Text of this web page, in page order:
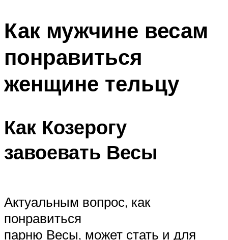
Как мужчине весам
понравиться
женщине тельцу
Как Козерогу
завоевать Весы
Актуальным вопрос, как
понравиться
парню Весы, может стать и для